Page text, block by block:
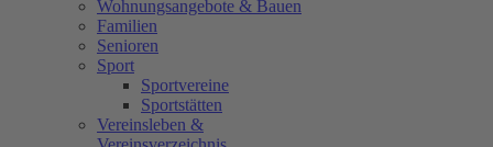
Wohnungsangebote & Bauen
Familien
Senioren
Sport
Sportvereine
Sportstätten
Vereinsleben &